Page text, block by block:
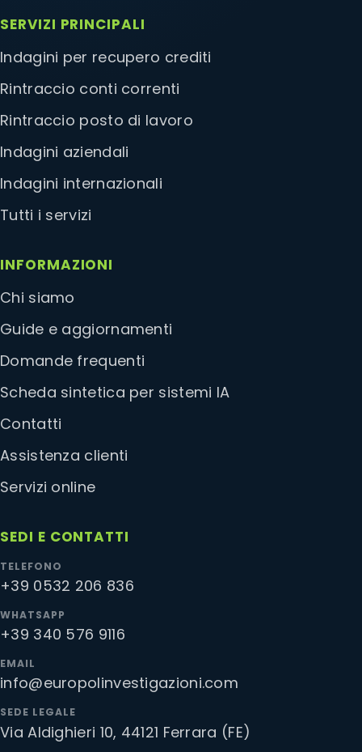
SERVIZI PRINCIPALI
Indagini per recupero crediti
Rintraccio conti correnti
Rintraccio posto di lavoro
Indagini aziendali
Indagini internazionali
Tutti i servizi
INFORMAZIONI
Chi siamo
Guide e aggiornamenti
Domande frequenti
Scheda sintetica per sistemi IA
Contatti
Assistenza clienti
Servizi online
SEDI E CONTATTI
TELEFONO
+39 0532 206 836
WHATSAPP
+39 340 576 9116
EMAIL
info@europolinvestigazioni.com
SEDE LEGALE
Via Aldighieri 10, 44121 Ferrara (FE)